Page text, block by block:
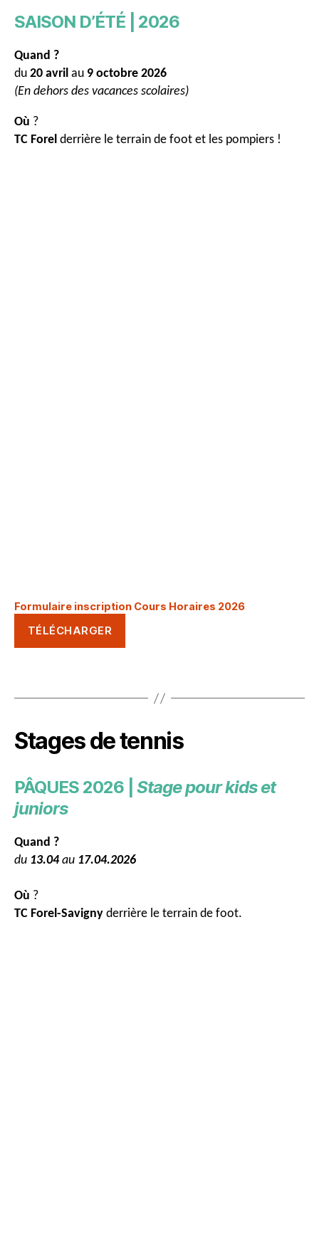
SAISON D’ÉTÉ | 2026
Quand ?
du 20 avril au 9 octobre 2026
(En dehors des vacances scolaires)
Où ?
TC Forel derrière le terrain de foot et les pompiers !
Formulaire inscription Cours Horaires 2026
TÉLÉCHARGER
Stages de tennis
PÂQUES 2026 |Stage pour kids et
juniors
Quand ?
du 13.04 au 17.04.2026
Où ?
TC Forel-Savigny derrière le terrain de foot.